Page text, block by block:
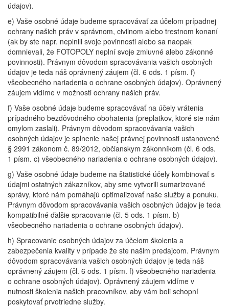
údajov).
e) Vaše osobné údaje budeme spracovávať za účelom prípadnej
ochrany našich práv v správnom, civilnom alebo trestnom konaní
(ak by ste napr. neplnili svoje povinnosti alebo sa naopak
domnievali, že FOTOPOLY neplní svoje zmluvné alebo zákonné
povinnosti). Právnym dôvodom spracovávania vašich osobných
údajov je teda náš oprávnený záujem (čl. 6 ods. 1 písm. f)
všeobecného nariadenia o ochrane osobných údajov). Oprávnený
záujem vidíme v možnosti ochrany našich práv.
f) Vaše osobné údaje budeme spracovávať na účely vrátenia
prípadného bezdôvodného obohatenia (preplatkov, ktoré ste nám
omylom zaslali). Právnym dôvodom spracovávania vašich
osobných údajov je splnenie našej právnej povinnosti ustanovené
§ 2991 zákonom č. 89/2012, občianskym zákonníkom (čl. 6 ods.
1 písm. c) všeobecného nariadenia o ochrane osobných údajov).
g) Vaše osobné údaje budeme na štatistické účely kombinovať s
údajmi ostatných zákazníkov, aby sme vytvorili sumarizované
správy, ktoré nám pomáhajú optimalizovať naše služby a ponuku.
Právnym dôvodom spracovávania vašich osobných údajov je teda
kompatibilné ďalšie spracovanie (čl. 5 ods. 1 písm. b)
všeobecného nariadenia o ochrane osobných údajov).
h) Spracovanie osobných údajov za účelom školenia a
zabezpečenia kvality v prípade že ste našim predajcom. Právnym
dôvodom spracovávania vašich osobných údajov je teda náš
oprávnený záujem (čl. 6 ods. 1 písm. f) všeobecného nariadenia
o ochrane osobných údajov). Oprávnený záujem vidíme v
nutnosti školenia našich pracovníkov, aby vám boli schopní
poskytovať prvotriedne služby.